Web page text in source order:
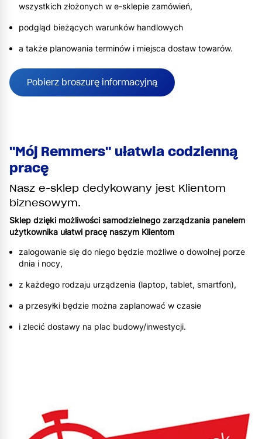
wszystkich złożonych w e-sklepie zamówień,
podgląd bieżących warunków handlowych
a także planowania terminów i miejsca dostaw towarów.
Pobierz broszurę informacyjną
"Mój Remmers" ułatwia codzienną
pracę
Nasz e-sklep dedykowany jest Klientom
biznesowym.
Sklep dzięki możliwości samodzielnego zarządzania panelem
użytkownika ułatwi pracę naszym Klientom
zalogowanie się do niego będzie możliwe o dowolnej porze
dnia i nocy,
z każdego rodzaju urządzenia (laptop, tablet, smartfon),
a przesyłki będzie można zaplanować w czasie
i zlecić dostawy na plac budowy/inwestycji.